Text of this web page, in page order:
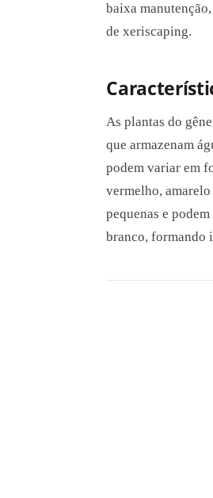
baixa
de xeriscaping.
As plantas do
que armazenam
podem variar em
vermelho,
pequenas e
branco, formando